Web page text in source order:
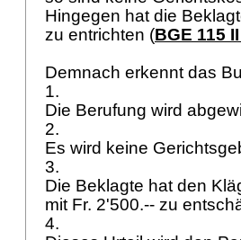
Hingegen hat die
zu entrichten (BGE 115
Demnach erkennt das
1.
Die Berufung wird
2.
Es wird keine
3.
Die Beklagte hat den
mit Fr. 2'500.-- zu
4.